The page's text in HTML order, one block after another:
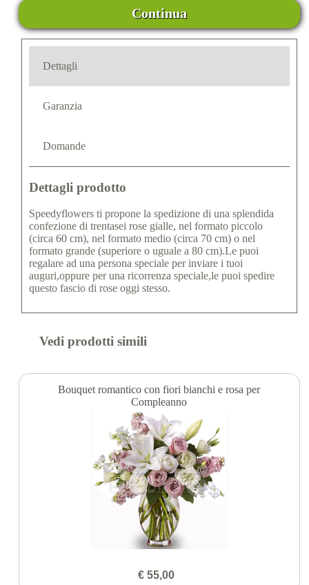
Continua
Dettagli
Garanzia
Domande
Dettagli prodotto
Speedyflowers ti propone la spedizione di una splendida
confezione di trentasei rose gialle, nel formato piccolo
(circa 60 cm), nel formato medio (circa 70 cm) o nel
formato grande (superiore o uguale a 80 cm).Le puoi
regalare ad una persona speciale per inviare i tuoi
auguri,oppure per una ricorrenza speciale,le puoi spedire
questo fascio di rose oggi stesso.
Vedi prodotti simili
Bouquet romantico con fiori bianchi e rosa per
Compleanno
€ 55,00